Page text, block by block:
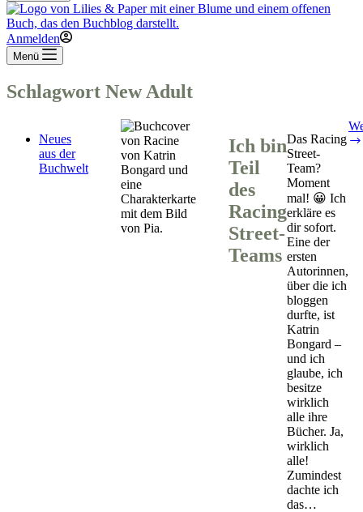
Anmelden
Menü
Schlagwort New Adult
Neues
aus der
Buchwelt
Ich bin
Teil
des
Racing
Street-
Teams
Das Racing
Street-
Team?
Moment
mal! 😀 Ich
erkläre es
dir sofort.
Eine der
ersten
Autorinnen,
über die ich
bloggen
durfte, ist
Katrin
Bongard –
und ich
glaube, ich
besitze
wirklich
alle ihre
Bücher. Ja,
wirklich
alle!
Zumindest
dachte ich
das…